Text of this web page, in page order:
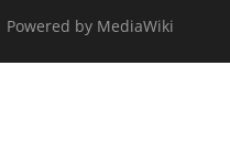
Powered by MediaWiki